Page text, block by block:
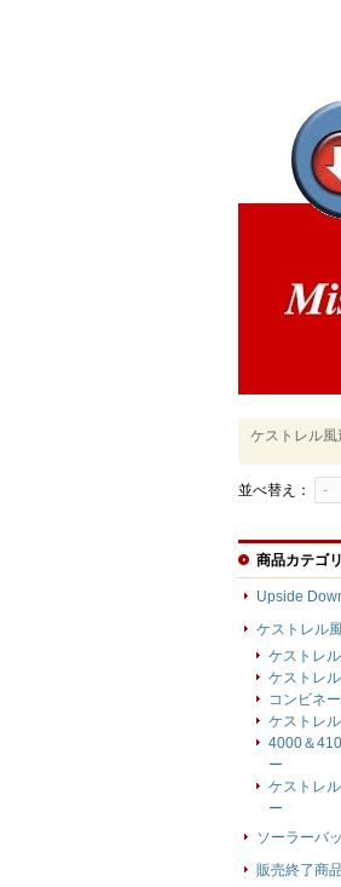
ケストレル
並べ替え：
商品カテゴリ
Upside
ケストレル
ケストレ
ケストレ
コンビネ
ケストレ
4000＆
ー
ケストレ
ー
ソーラーバ
販売終了商品